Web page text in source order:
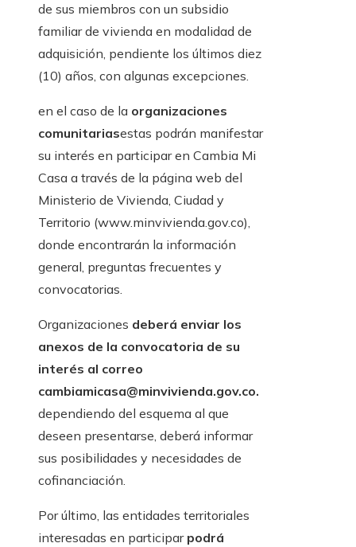
de sus miembros con un subsidio
familiar de vivienda en modalidad de
adquisición, pendiente los últimos diez
(10) años, con algunas excepciones.
en el caso de la organizaciones
comunitariasestas podrán manifestar
su interés en participar en Cambia Mi
Casa a través de la página web del
Ministerio de Vivienda, Ciudad y
Territorio (www.minvivienda.gov.co),
donde encontrarán la información
general, preguntas frecuentes y
convocatorias.
Organizaciones deberá enviar los
anexos de la convocatoria de su
interés al correo
cambiamicasa@minvivienda.gov.co.
dependiendo del esquema al que
deseen presentarse, deberá informar
sus posibilidades y necesidades de
cofinanciación.
Por último, las entidades territoriales
interesadas en participarpodrá